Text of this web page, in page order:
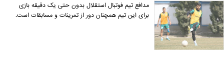
مدافع تیم فوتبال استقلال بدون حتی یک دقیقه بازی
برای این تیم همچنان دور از تمرینات و مسابقات است.